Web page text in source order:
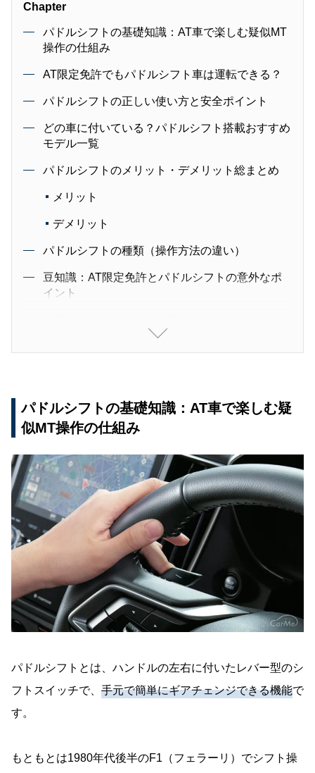
Chapter
パドルシフトの基礎知識：AT車で楽しむ疑似MT
操作の仕組み
AT限定免許でもパドルシフト車は運転できる？
パドルシフトの正しい使い方と安全ポイント
どの車に付いている？パドルシフト搭載おすすめ
モデル一覧
パドルシフトのメリット・デメリット総まとめ
メリット
デメリット
パドルシフトの種類（操作方法の違い）
豆知識：AT限定免許とパドルシフトの意外なポ
イント
悪天候時に役立つパドル操作テク
AT限定解除とパドルシフト学習効果
まとめ：AT限定でもパドルシフトで広がるドラ
イビングの楽しさ
パドルシフトの基礎知識：AT車で楽しむ疑
似MT操作の仕組み
パドルシフトとは、ハンドルの左右に付いたレバー型のシ
フトスイッチで、 手元で簡単にギアチェンジできる機能で
す。
もともとは1980年代後半のF1（フェラーリ）でシフト操